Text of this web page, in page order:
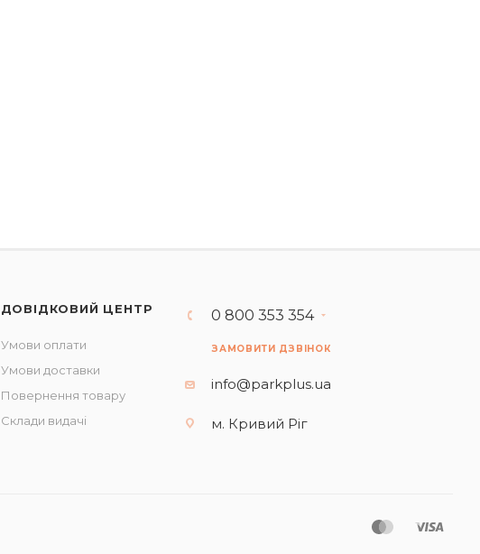
ДОВІДКОВИЙ ЦЕНТР
Умови оплати
Умови доставки
Повернення товару
Склади видачі
0 800 353 354
ЗАМОВИТИ ДЗВІНОК
info@parkplus.ua
м. Кривий Ріг